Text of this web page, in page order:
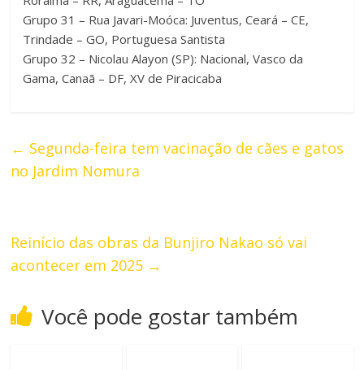
Grupo 31 – Rua Javari-Moóca: Juventus, Ceará – CE,
Trindade – GO, Portuguesa Santista
Grupo 32 – Nicolau Alayon (SP): Nacional, Vasco da
Gama, Canaã – DF, XV de Piracicaba
← Segunda-feira tem vacinação de cães e gatos
no Jardim Nomura
Reinício das obras da Bunjiro Nakao só vai
acontecer em 2025 →
Você pode gostar também